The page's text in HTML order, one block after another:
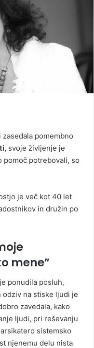
pomembno
svoje življenje je
pomoč potrebovali, so
je več kot 40 let
in družin po
mene”
ponudila posluh,
odziv na stiske ljudi je
zavedala, kako
ljudi, pri reševanju
sistemsko
njenemu delu nista